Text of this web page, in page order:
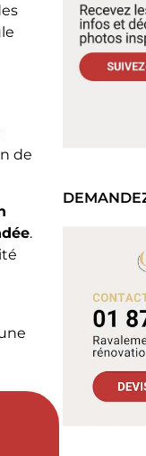
de
.